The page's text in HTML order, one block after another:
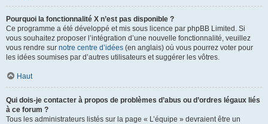
Pourquoi la fonctionnalité X n’est pas disponible ?
Ce programme a été développé et mis sous licence par phpBB Limited. Si
vous souhaitez proposer l’intégration d’une nouvelle fonctionnalité, veuillez
vous rendre sur notre centre d’idées (en anglais) où vous pourrez voter pour
les idées soumises par d’autres utilisateurs et suggérer les vôtres.
Haut
Qui dois-je contacter à propos de problèmes d’abus ou d’ordres légaux liés
à ce forum ?
Tous les administrateurs listés sur la page « L’équipe » devraient être un